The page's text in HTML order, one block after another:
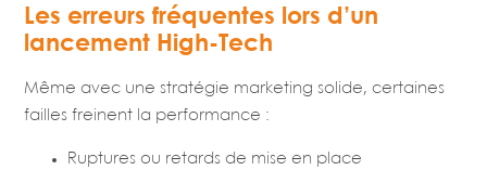
Les erreurs fréquentes lors d’un
lancement High-Tech
Même avec une stratégie marketing solide, certaines
failles freinent la performance :
Ruptures ou retards de mise en place